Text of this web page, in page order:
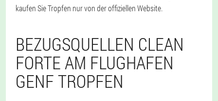
kaufen Sie Tropfen nur von der offiziellen Website.
BEZUGSQUELLEN CLEAN
FORTE AM FLUGHAFEN
GENF TROPFEN